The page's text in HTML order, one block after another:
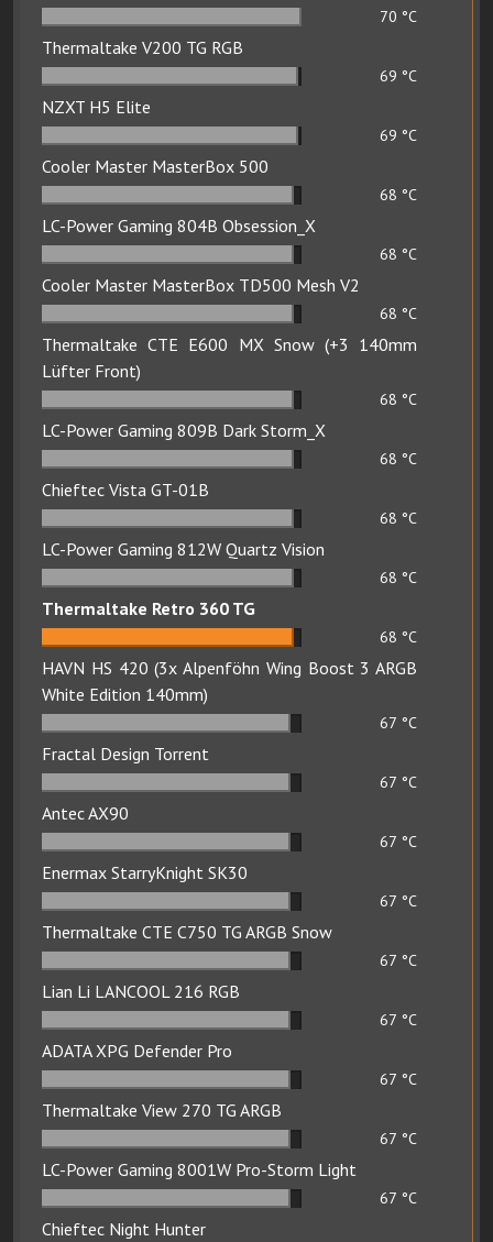
70 °C
Thermaltake V200 TG RGB
69 °C
NZXT H5 Elite
69 °C
Cooler Master MasterBox 500
68 °C
LC-Power Gaming 804B Obsession_X
68 °C
Cooler Master MasterBox TD500 Mesh V2
68 °C
Thermaltake CTE E600 MX Snow (+3 140mm
Lüfter Front)
68 °C
LC-Power Gaming 809B Dark Storm_X
68 °C
Chieftec Vista GT-01B
68 °C
LC-Power Gaming 812W Quartz Vision
68 °C
Thermaltake Retro 360 TG
68 °C
HAVN HS 420 (3x Alpenföhn Wing Boost 3 ARGB
White Edition 140mm)
67 °C
Fractal Design Torrent
67 °C
Antec AX90
67 °C
Enermax StarryKnight SK30
67 °C
Thermaltake CTE C750 TG ARGB Snow
67 °C
Lian Li LANCOOL 216 RGB
67 °C
ADATA XPG Defender Pro
67 °C
Thermaltake View 270 TG ARGB
67 °C
LC-Power Gaming 8001W Pro-Storm Light
67 °C
Chieftec Night Hunter